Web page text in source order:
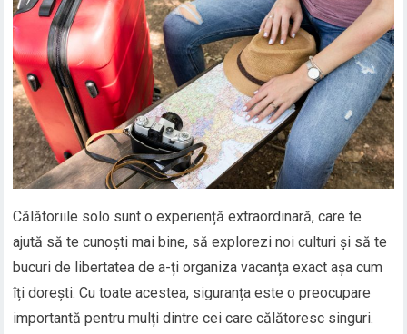
Călătoriile solo sunt o experiență extraordinară, care te
ajută să te cunoști mai bine, să explorezi noi culturi și să te
bucuri de libertatea de a-ți organiza vacanța exact așa cum
îți dorești. Cu toate acestea, siguranța este o preocupare
importantă pentru mulți dintre cei care călătoresc singuri.